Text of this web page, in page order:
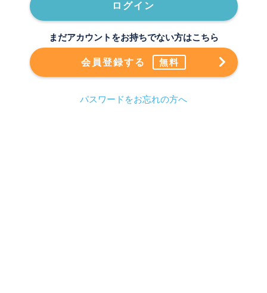
ログイン
まだアカウントをお持ちでない方はこちら
会員登録する 無料
パスワードをお忘れの方へ